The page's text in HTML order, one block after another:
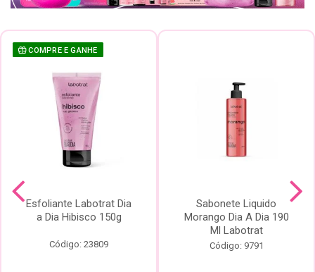
COMPRE E GANHE
Esfoliante Labotrat Dia
a Dia Hibisco 150g
Código: 23809
Sabonete Liquido
Morango Dia A Dia 190
Ml Labotrat
Código: 9791